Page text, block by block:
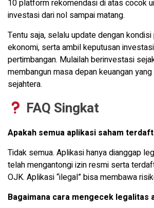
10 platform rekomendasi di atas cocok
investasi dari nol sampai matang.
Tentu saja, selalu update dengan
ekonomi, serta ambil keputusan
pertimbangan. Mulailah berinvestasi
membangun masa depan keuangan
sejahtera.
FAQ Singkat
Apakah semua aplikasi saham
Tidak semua. Aplikasi hanya dianggap
telah mengantongi izin resmi serta
OJK. Aplikasi “ilegal” bisa membawa
Bagaimana cara mengecek legalitas